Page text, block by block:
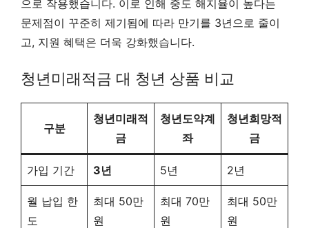
으로 작용했습니다. 이로 인해 중도 해지율이 높다는
문제점이 꾸준히 제기됨에 따라 만기를 3년으로 줄이
고, 지원 혜택은 더욱 강화했습니다.
청년미래적금 대 청년 상품 비교
구분
청년미래적
금
청년도약계
좌
청년희망적
금
가입 기간 3년 5년 2년
월 납입 한
도
최대 50만
원
최대 70만
원
최대 50만
원